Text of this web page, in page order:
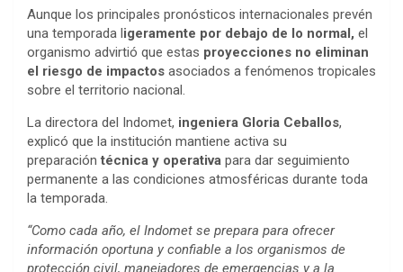
Aunque los principales pronósticos internacionales prevén
una temporada ligeramente por debajo de lo normal, el
organismo advirtió que estas proyecciones no eliminan
el riesgo de impactos asociados a fenómenos tropicales
sobre el territorio nacional.
La directora del Indomet, ingeniera Gloria Ceballos,
explicó que la institución mantiene activa su
preparacióntécnica y operativa para dar seguimiento
permanente a las condiciones atmosféricas durante toda
la temporada.
“Como cada año, el Indomet se prepara para ofrecer
información oportuna y confiable a los organismos de
protección civil, manejadores de emergencias y a la